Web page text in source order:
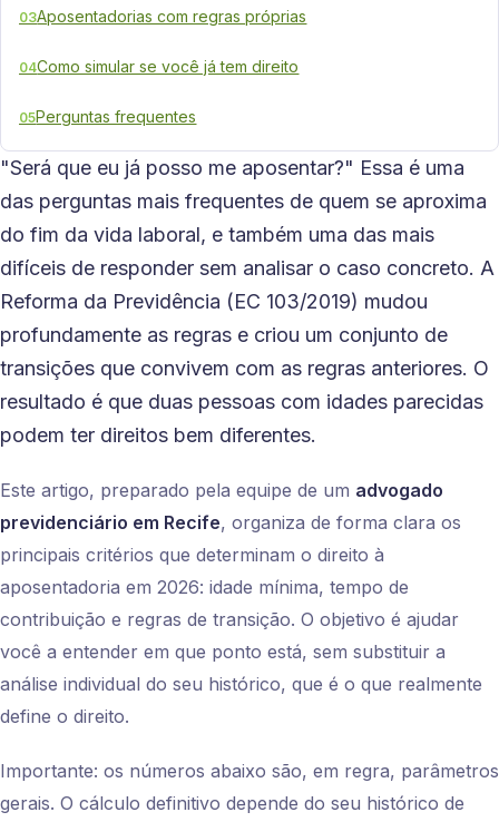
03Aposentadorias com regras próprias
04Como simular se você já tem direito
05Perguntas frequentes
"Será que eu já posso me aposentar?" Essa é uma
das perguntas mais frequentes de quem se aproxima
do fim da vida laboral, e também uma das mais
difíceis de responder sem analisar o caso concreto. A
Reforma da Previdência (EC 103/2019) mudou
profundamente as regras e criou um conjunto de
transições que convivem com as regras anteriores. O
resultado é que duas pessoas com idades parecidas
podem ter direitos bem diferentes.
Este artigo, preparado pela equipe de um advogado
previdenciário em Recife, organiza de forma clara os
principais critérios que determinam o direito à
aposentadoria em 2026: idade mínima, tempo de
contribuição e regras de transição. O objetivo é ajudar
você a entender em que ponto está, sem substituir a
análise individual do seu histórico, que é o que realmente
define o direito.
Importante: os números abaixo são, em regra, parâmetros
gerais. O cálculo definitivo depende do seu histórico de